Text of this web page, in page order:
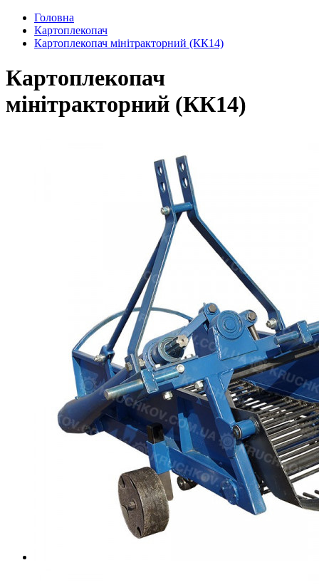
Головна
Картоплекопач
Картоплекопач мінітракторний (КК14)
Картоплекопач
мінітракторний (КК14)